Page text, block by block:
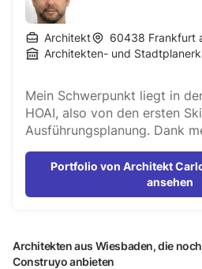
Architekt 60438 Frankfurt
Architekten- und
Mein Schwerpunkt liegt in
HOAI, also von den ersten
Ausführungsplanung. Dank
Erfahrung in der Bauaufsicht
eine Planung ausarbeiten,
erfüllt und problemlos
Zudem bin ich
eine gute Zusammenarbeit!
Portfolio von Architekt
ansehen
Architekten aus Wiesbaden, die
Construyo anbieten